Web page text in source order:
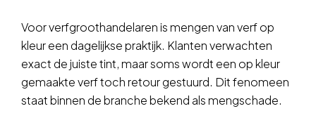
Voor verfgroothandelaren is mengen van verf op
kleur een dagelijkse praktijk. Klanten verwachten
exact de juiste tint, maar soms wordt een op kleur
gemaakte verf toch retour gestuurd. Dit fenomeen
staat binnen de branche bekend als mengschade.